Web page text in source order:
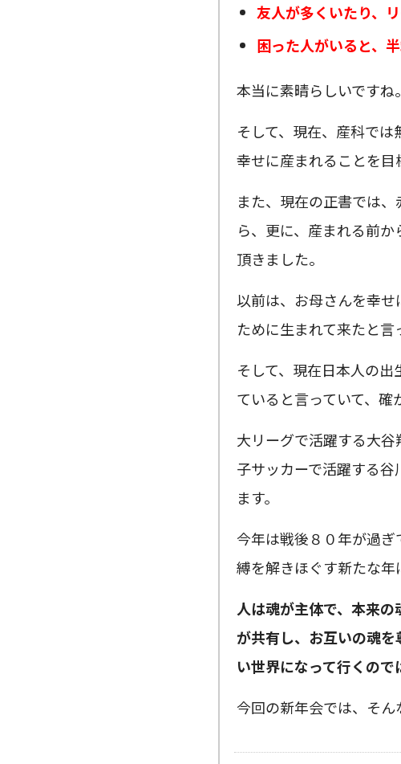
友人が多くいたり、
困った人がいると、
本当に素晴らしいですね。
そして、現在、産科では
幸せに産まれることを目
また、現在の正書では
ら、更に、産まれる前
頂きました。
以前は、お母さんを幸
ために生まれて来たと言
そして、現在日本人の
ていると言っていて、確
大リーグで活躍する大
子サッカーで活躍する
ます。
今年は戦後８０年が過
縛を解きほぐす新たな年
人は魂が主体で、本来
が共有し、お互いの魂
い世界になって行くので
今回の新年会では、そん